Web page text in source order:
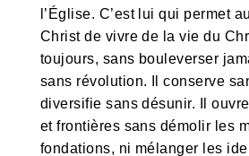
l’Église. C’est lui qui permet
Christ de vivre de la vie du
toujours, sans bouleverser
sans révolution. Il conserve
diversifie sans désunir. Il
et frontières sans démolir les
fondations, ni mélanger les